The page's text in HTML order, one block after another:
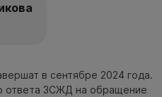
в сентябре 2024 года.
ответа ЗСЖД на обращение